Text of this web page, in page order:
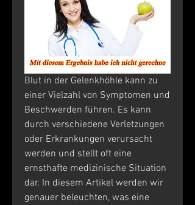
Blut in der Gelenkhöhle kann zu
einer Vielzahl von Symptomen und
Beschwerden führen. Es kann
durch verschiedene Verletzungen
oder Erkrankungen verursacht
werden und stellt oft eine
ernsthafte medizinische Situation
dar. In diesem Artikel werden wir
genauer beleuchten, was eine